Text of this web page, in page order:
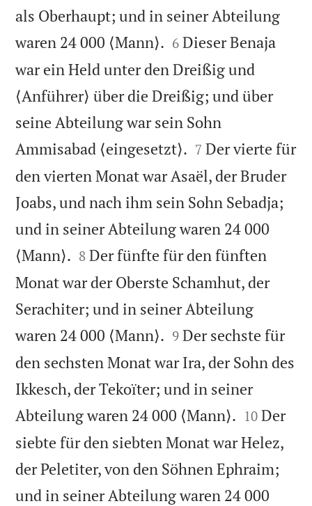
als Oberhaupt; und in seiner Abteilung
waren 24 000 ⟨Mann⟩. 

6 Dieser Benaja
war ein Held unter den Dreißig und
⟨Anführer⟩ über die Dreißig; und über
seine Abteilung war sein Sohn
Ammisabad ⟨eingesetzt⟩. 

7 Der vierte für
den vierten Monat war Asaël, der Bruder
Joabs, und nach ihm sein Sohn Sebadja;
und in seiner Abteilung waren 24 000
⟨Mann⟩. 

8 Der fünfte für den fünften
Monat war der Oberste Schamhut, der
Serachiter; und in seiner Abteilung
waren 24 000 ⟨Mann⟩. 

9 Der sechste für
den sechsten Monat war Ira, der Sohn des
Ikkesch, der Tekoïter; und in seiner
Abteilung waren 24 000 ⟨Mann⟩. 

10 Der
siebte für den siebten Monat war Helez,
der Peletiter, von den Söhnen Ephraim;
und in seiner Abteilung waren 24 000